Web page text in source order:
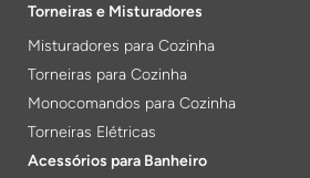
Torneiras e Misturadores
Misturadores para Cozinha
Torneiras para Cozinha
Monocomandos para Cozinha
Torneiras Elétricas
Acessórios para Banheiro